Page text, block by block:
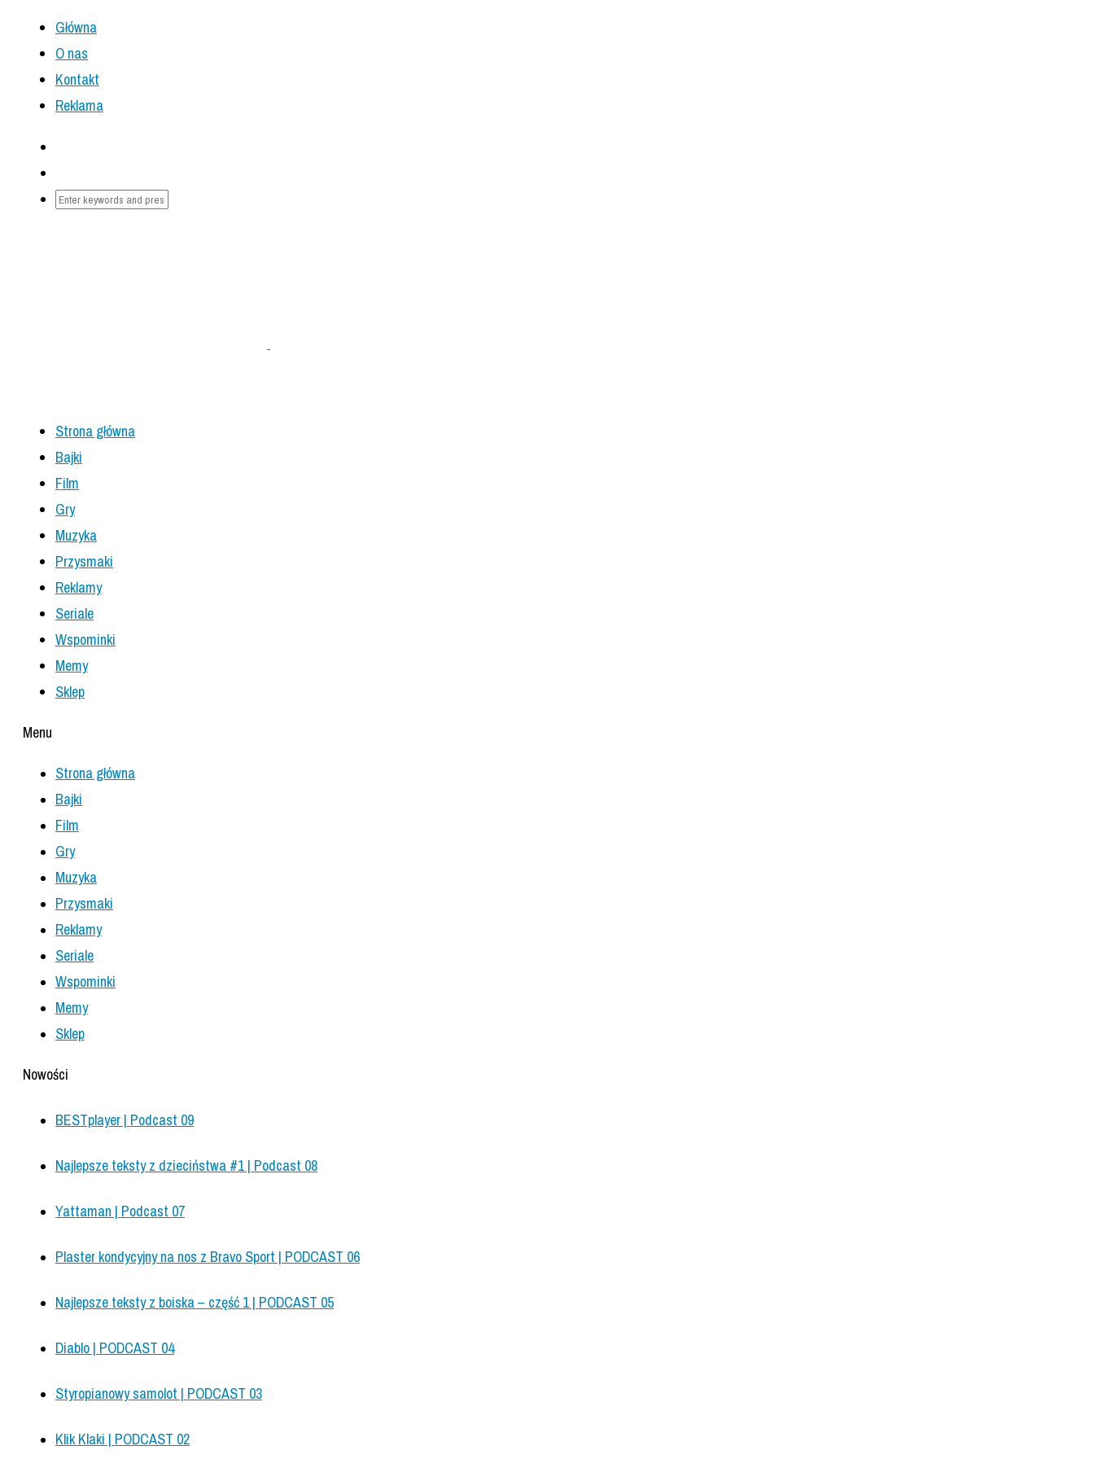
Główna
O nas
Kontakt
Reklama
Strona główna
Bajki
Film
Gry
Muzyka
Przysmaki
Reklamy
Seriale
Wspominki
Memy
Sklep
Menu
Strona główna
Bajki
Film
Gry
Muzyka
Przysmaki
Reklamy
Seriale
Wspominki
Memy
Sklep
Nowości
BESTplayer | Podcast 09
Najlepsze teksty z dzieciństwa #1 | Podcast 08
Yattaman | Podcast 07
Plaster kondycyjny na nos z Bravo Sport | PODCAST 06
Najlepsze teksty z boiska – część 1 | PODCAST 05
Diablo | PODCAST 04
Styropianowy samolot | PODCAST 03
Klik Klaki | PODCAST 02